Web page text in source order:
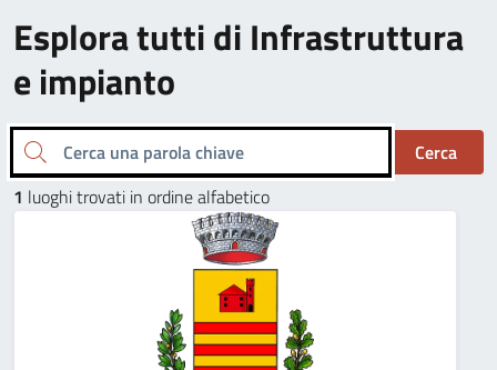
Esplora tutti di Infrastruttura
e impianto
Cerca una parola chiave
Cerca
1 luoghi trovati in ordine alfabetico